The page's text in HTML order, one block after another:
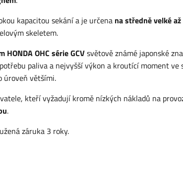
kapacitou sekání a je určena na středně velké
skeletem.
OHC série GCVsvětově známé japonské
paliva a nejvyšší výkon a kroutící moment ve
úroveň většími.
kteří vyžadují kromě nízkých nákladů na
.
záruka 3 roky.